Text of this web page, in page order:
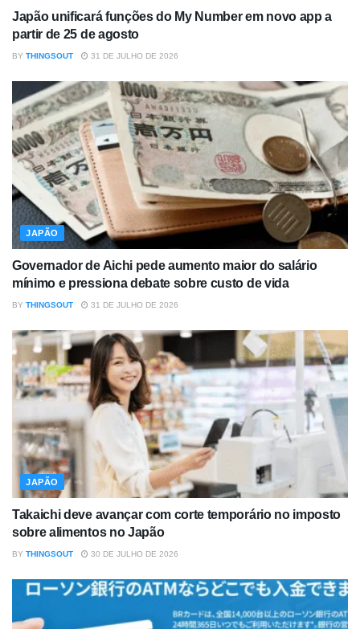
Japão unificará funções do My Number em novo app a
partir de 25 de agosto
BY THINGSOUT 31 DE JULHO DE 2026
JAPÃO
Governador de Aichi pede aumento maior do salário
mínimo e pressiona debate sobre custo de vida
BY THINGSOUT 31 DE JULHO DE 2026
JAPÃO
Takaichi deve avançar com corte temporário no imposto
sobre alimentos no Japão
BY THINGSOUT 30 DE JULHO DE 2026